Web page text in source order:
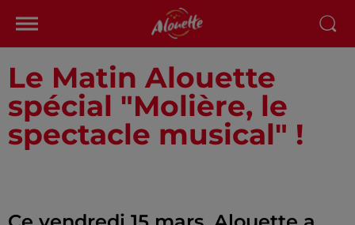
Le Matin Alouette
spécial "Molière, le
spectacle musical" !